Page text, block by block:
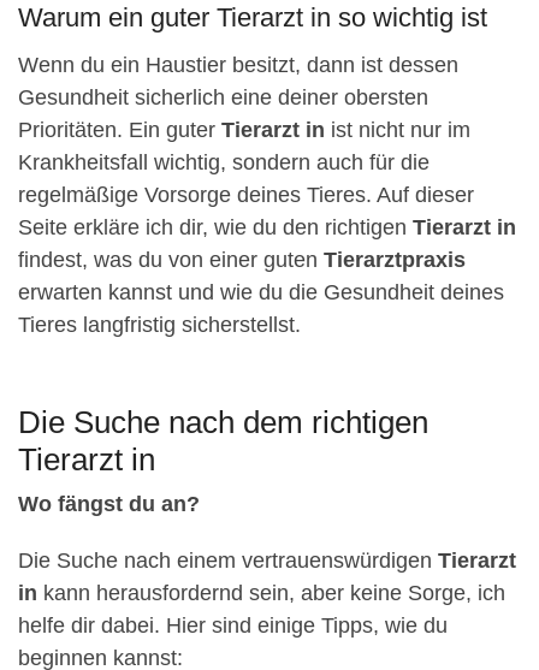
Warum ein guter Tierarzt in so wichtig ist
Wenn du ein Haustier besitzt, dann ist dessen
Gesundheit sicherlich eine deiner obersten
Prioritäten. Ein guter Tierarzt in ist nicht nur im
Krankheitsfall wichtig, sondern auch für die
regelmäßige Vorsorge deines Tieres. Auf dieser
Seite erkläre ich dir, wie du den richtigen Tierarzt in
findest, was du von einer guten Tierarztpraxis
erwarten kannst und wie du die Gesundheit deines
Tieres langfristig sicherstellst.
Die Suche nach dem richtigen
Tierarzt in
Wo fängst du an?
Die Suche nach einem vertrauenswürdigen Tierarzt
in kann herausfordernd sein, aber keine Sorge, ich
helfe dir dabei. Hier sind einige Tipps, wie du
beginnen kannst: